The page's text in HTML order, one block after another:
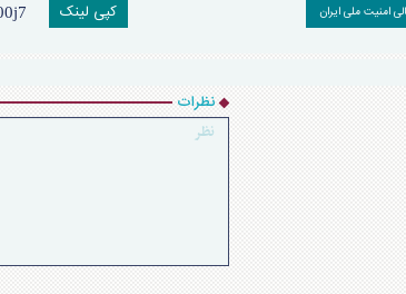
امنیت ملی ایران کپی لینک
نظرات